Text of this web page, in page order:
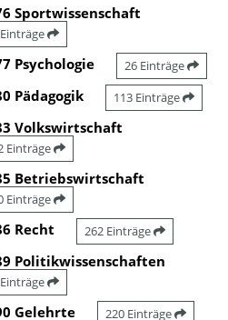
Sportwissenschaft
Psychologie 26 Einträge
Pädagogik 113 Einträge
Volkswirtschaft
Einträge
Betriebswirtschaft
Einträge
Recht 262 Einträge
Politikwissenschaften
Gelehrte 220 Einträge